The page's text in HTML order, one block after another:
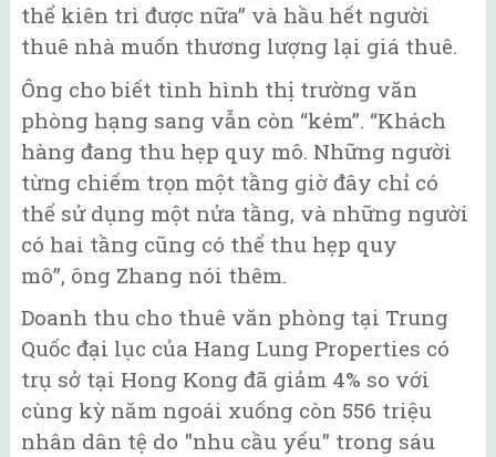
thể kiên trì được nữa” và hầu hết người
thuê nhà muốn thương lượng lại giá thuê.
Ông cho biết tình hình thị trường văn
phòng hạng sang vẫn còn “kém”. “Khách
hàng đang thu hẹp quy mô. Những người
từng chiếm trọn một tầng giờ đây chỉ có
thể sử dụng một nửa tầng, và những người
có hai tầng cũng có thể thu hẹp quy
mô”, ông Zhang nói thêm.
Doanh thu cho thuê văn phòng tại Trung
Quốc đại lục của Hang Lung Properties có
trụ sở tại Hong Kong đã giảm 4% so với
cùng kỳ năm ngoái xuống còn 556 triệu
nhân dân tệ do "nhu cầu yếu" trong sáu